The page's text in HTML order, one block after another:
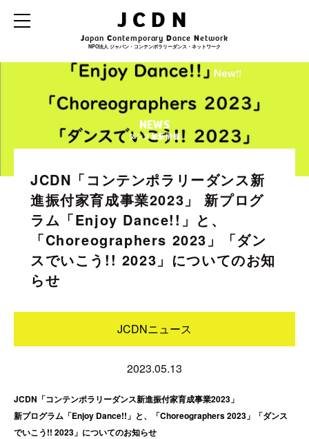
JCDN
Japan ContemporaryDanceNetwork
NPO法人 ジャパン・コンテンポラリーダンス・ネットワーク
NEWS
ダンス最新情報
JCDN「コンテンポラリーダンス新
進振付家育成事業2023」 新プログ
ラム「Enjoy Dance!!」と、
「Choreographers 2023」「ダン
スでいこう!! 2023」についてのお知
らせ
JCDNニュース
2023.05.13
JCDN「コンテンポラリーダンス新進振付家育成事業2023」
新プログラム「Enjoy Dance!!」と、「Choreographers 2023」「ダンス
でいこう!! 2023」についてのお知らせ